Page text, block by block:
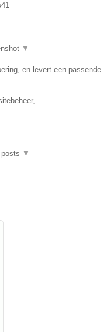
▼
en levert een passende
▼